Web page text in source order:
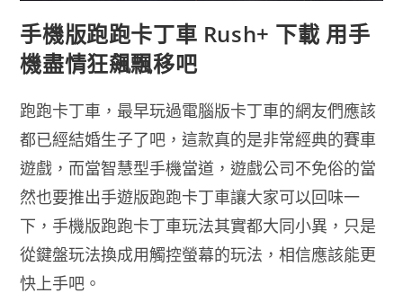
也
能
爽
玩
一
手機版跑跑卡丁車 Rush+ 下載 用手
機盡情狂飆飄移吧
跑跑卡丁車，最早玩過電腦版卡丁車的網友們應該
都已經結婚生子了吧，這款真的是非常經典的賽車
遊戲，而當智慧型手機當道，遊戲公司不免俗的當
然也要推出手遊版跑跑卡丁車讓大家可以回味一
下，手機版跑跑卡丁車玩法其實都大同小異，只是
從鍵盤玩法換成用觸控螢幕的玩法，相信應該能更
快上手吧。